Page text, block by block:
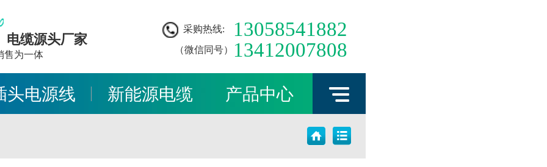
电缆源头厂家
售为一体
采购热线:
（微信同号）
13058541882
13412007808
头电源线 新能源电缆 产品中心